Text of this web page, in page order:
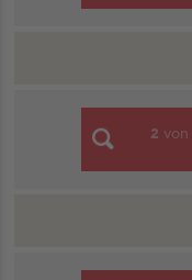
2 von